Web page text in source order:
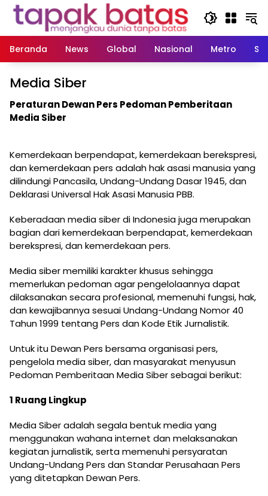
Langsung
Beranda
News Global Nasional Metro
Media Siber
Peraturan Dewan Pers Pedoman Pemberitaan
Media Siber
Kemerdekaan berpendapat, kemerdekaan berekspresi,
dan kemerdekaan pers adalah hak asasi manusia yang
dilindungi Pancasila, Undang-Undang Dasar 1945, dan
Deklarasi Universal Hak Asasi Manusia PBB.
Keberadaan media siber di Indonesia juga merupakan
bagian dari kemerdekaan berpendapat, kemerdekaan
berekspresi, dan kemerdekaan pers.
Media siber memiliki karakter khusus sehingga
memerlukan pedoman agar pengelolaannya dapat
dilaksanakan secara profesional, memenuhi fungsi, hak,
dan kewajibannya sesuai Undang-Undang Nomor 40
Tahun 1999 tentang Pers dan Kode Etik Jurnalistik.
Untuk itu Dewan Pers bersama organisasi pers,
pengelola media siber, dan masyarakat menyusun
Pedoman Pemberitaan Media Siber sebagai berikut:
1 Ruang Lingkup
Media Siber adalah segala bentuk media yang
menggunakan wahana internet dan melaksanakan
kegiatan jurnalistik, serta memenuhi persyaratan
Undang-Undang Pers dan Standar Perusahaan Pers
yang ditetapkan Dewan Pers.